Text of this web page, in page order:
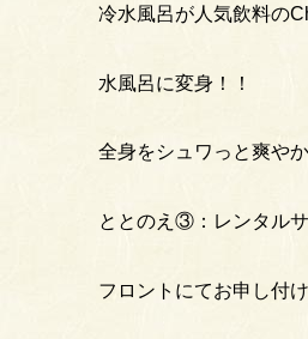
冷水風呂が人気飲料の
水風呂に変身！！
全身をシュワっと爽やか
ととのえ③：レンタル
フロントにてお申し付